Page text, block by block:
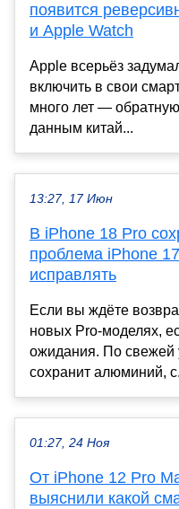
появится
и Apple Watch
Apple всерьёз
включить в свои
много лет —
данным китай...
13:27, 17 Июн
В iPhone 18 Pro
проблема iPhone
исправлять
Если вы ждёте
новых Pro-моделях,
ожидания. По свежей
сохранит алюминий,
01:27, 24 Ноя
От iPhone 12 Pro
выяснили какой